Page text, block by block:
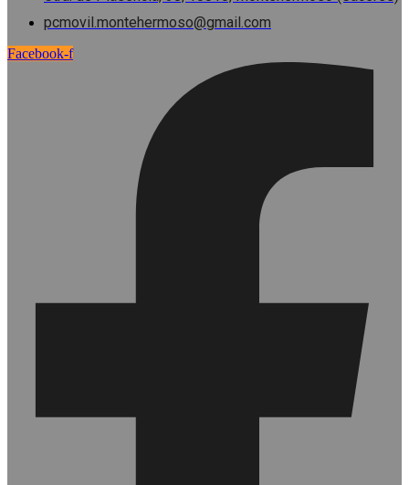
pcmovil.montehermoso@gmail.com
Facebook-f